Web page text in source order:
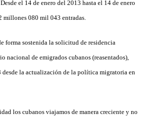
el 14 de enero del 2013 hasta el 14 de enero
millones 080 mil 043 entradas.
forma sostenida la solicitud de residencia
nacional de emigrados cubanos (reasentados),
desde la actualización de la política migratoria en
los cubanos viajamos de manera creciente y no